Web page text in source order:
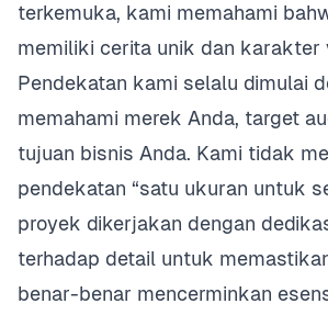
terkemuka, kami memahami
memiliki cerita unik dan karakter
Pendekatan kami selalu dimulai
memahami merek Anda, target
tujuan bisnis Anda. Kami tidak
pendekatan “satu ukuran untuk
proyek dikerjakan dengan
terhadap detail untuk
benar-benar mencerminkan